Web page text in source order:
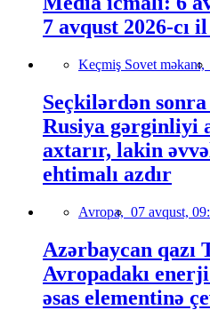
7 avqust 2026-cı
Keçmiş Sovet məkanı,
Seçkilərdən
Rusiya gərginliyi
axtarır, lakin
ehtimalı azdır
Avropa, 07 avqust,
Azərbaycan qazı
Avropadakı
əsas elementinə